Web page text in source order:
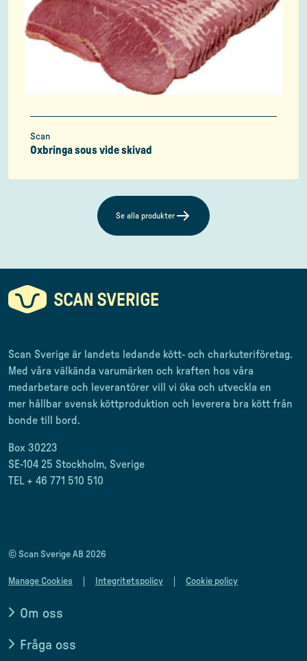
Scan
Oxbringa sous vide skivad
Se alla produkter
Scan Sverige är landets ledande kött- och charkuteriföretag.
Med våra välkända varumärken och kraften hos våra
medarbetare och leverantörer vill vi öka och utveckla en
mer hållbar svensk köttproduktion och leverera bra kött från
bonde till
bord.
Box 30223
SE-104 25 Stockholm, Sverige
TEL + 46 771 510 510
© Scan Sverige AB 2026
Manage Cookies Integritetspolicy Cookie policy
Om oss
Fråga oss